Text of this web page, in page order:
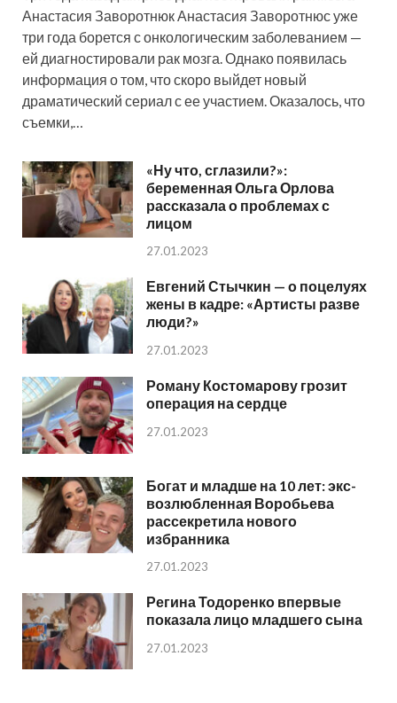
Анастасия Заворотнюк Анастасия Заворотнюс уже
три года борется с онкологическим заболеванием —
ей диагностировали рак мозга. Однако появилась
информация о том, что скоро выйдет новый
драматический сериал с ее участием. Оказалось, что
съемки,…
«Ну что, сглазили?»:
беременная Ольга Орлова
рассказала о проблемах с
лицом
27.01.2023
Евгений Стычкин — о поцелуях
жены в кадре: «Артисты разве
люди?»
27.01.2023
Роману Костомарову грозит
операция на сердце
27.01.2023
Богат и младше на 10 лет: экс-
возлюбленная Воробьева
рассекретила нового
избранника
27.01.2023
Регина Тодоренко впервые
показала лицо младшего сына
27.01.2023